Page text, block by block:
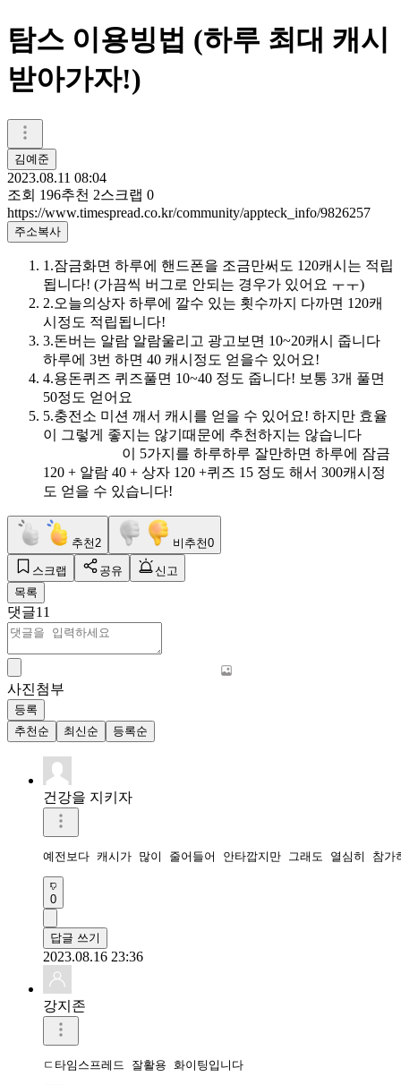
탐스 이용빙법 (하루 최대 캐시
받아가자!)
김예준
2023.08.11 08:04
조회 196추천 2스크랩 0
https://www.timespread.co.kr/community/appteck_info/9826257
주소복사
1.잠금화면 하루에 핸드폰을 조금만써도 120캐시는 적립
됩니다! (가끔씩 버그로 안되는 경우가 있어요 ㅜㅜ)
2.오늘의상자 하루에 깔수 있는 횟수까지 다까면 120캐
시정도 적립됩니다!
3.돈버는 알람 알람울리고 광고보면 10~20캐시 줍니다
하루에 3번 하면 40 캐시정도 얻을수 있어요!
4.용돈퀴즈 퀴즈풀면 10~40 정도 줍니다! 보통 3개 풀면
50정도 얻어요
5.충전소 미션 깨서 캐시를 얻을 수 있어요! 하지만 효율
이 그렇게 좋지는 않기때문에 추천하지는 않습니다
이 5가지를 하루하루 잘만하면 하루에 잠금
120 + 알람 40 + 상자 120 +퀴즈 15 정도 해서 300캐시정
도 얻을 수 있습니다!
추천 2 비추천0
스크랩 공유
신고
목록
댓글11
사진첨부
등록
추천순
최신순 등록순
건강을 지키자
예전보다 캐시가 많이 줄어들어 안타깝지만 그래도 열심히 참가
0
답글 쓰기
2023.08.16 23:36
강지존
ㄷ타임스프레드 잘활용 화이팅입니다